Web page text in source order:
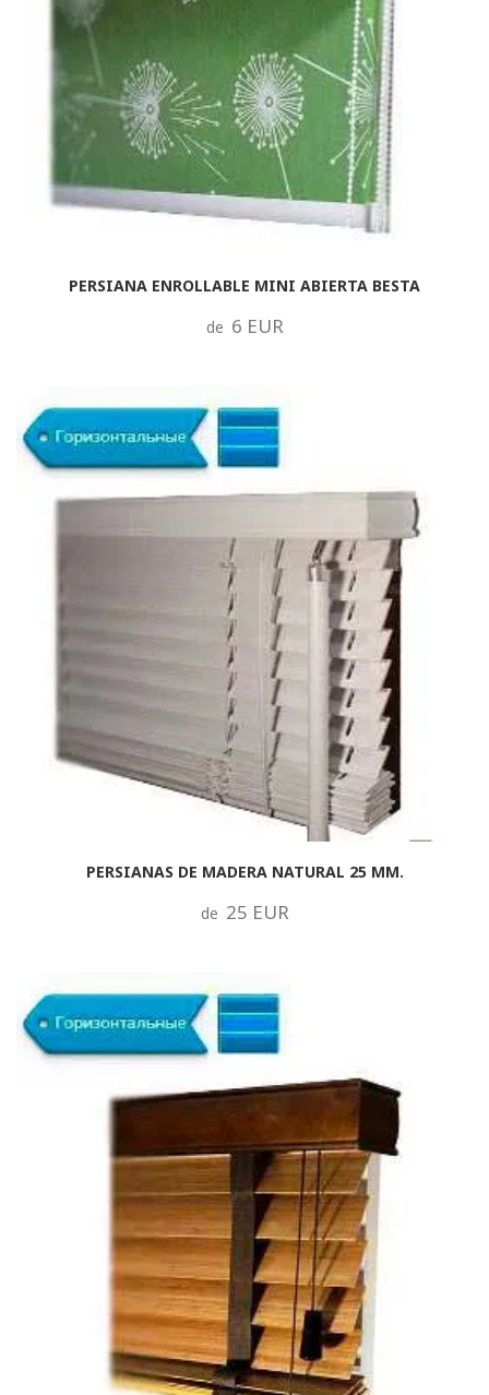
PERSIANA ENROLLABLE MINI ABIERTA BESTA
de 6 EUR
PERSIANAS DE MADERA NATURAL 25 MM.
de 25 EUR